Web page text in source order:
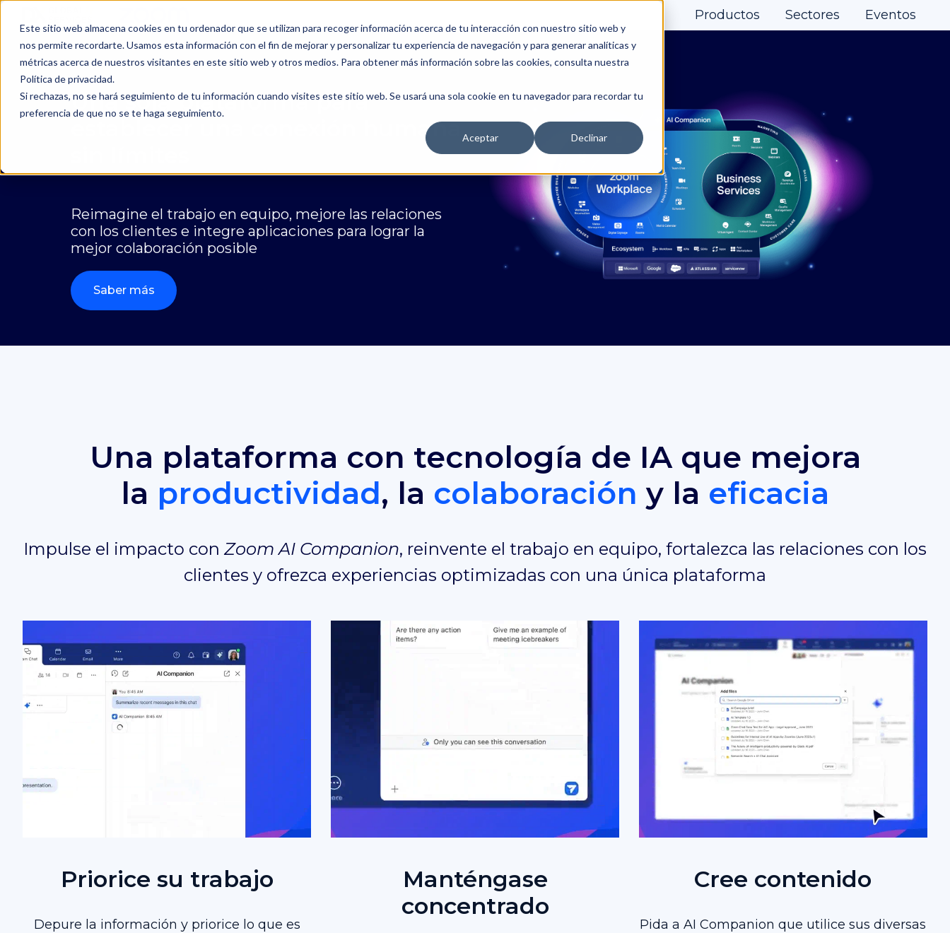
Este sitio web almacena cookies en tu ordenador que se utilizan para recoger información acerca de tu interacción con nuestro sitio web y
nos permite recordarte. Usamos esta información con el fin de mejorar y personalizar tu experiencia de navegación y para generar analíticas y
métricas acerca de nuestros visitantes en este sitio web y otros medios. Para obtener más información sobre las cookies, consulta nuestra
Política de privacidad.
Si rechazas, no se hará seguimiento de tu información cuando visites este sitio web. Se usará una sola cookie en tu navegador para recordar tu
preferencia de que no se te haga seguimiento.
Aceptar Declinar
H
m
e
p
e
Productos Sectores Eventos
Una sola plataforma para
establecer una conexión humana
Reimagine el trabajo en equipo, mejore las relaciones
con los clientes e integre aplicaciones para lograr la
mejor colaboración posible
Saber más
Una plataforma con tecnología de IA que mejora
la productividad, la colaboración y la eficacia
Impulse el impacto con Zoom AI Companion, reinvente el trabajo en equipo, fortalezca las relaciones con los
clientes y ofrezca experiencias optimizadas con una única plataforma
Priorice su trabajo
Depure la información y priorice lo que es
Manténgase
concentrado
Cree contenido
Pida a AI Companion que utilice sus diversas